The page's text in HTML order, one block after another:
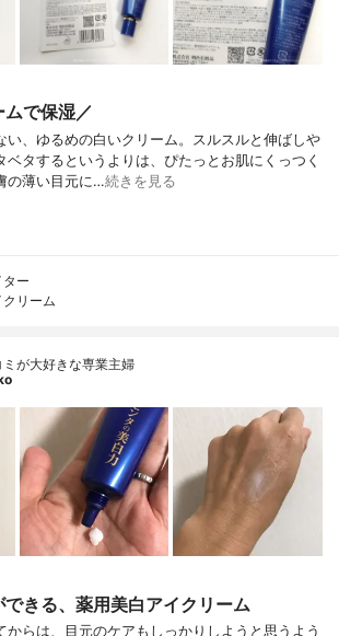
で保湿／
い、ゆるめの白いクリーム。スルスルと伸ばしや
ベタするというよりは、ぴたっとお肌にくっつく
の薄い目元に…続きを見る
ー
リーム
ミが大好きな専業主婦
きる、薬用美白アイクリーム
からは、目元のケアもしっかりしようと思うよう